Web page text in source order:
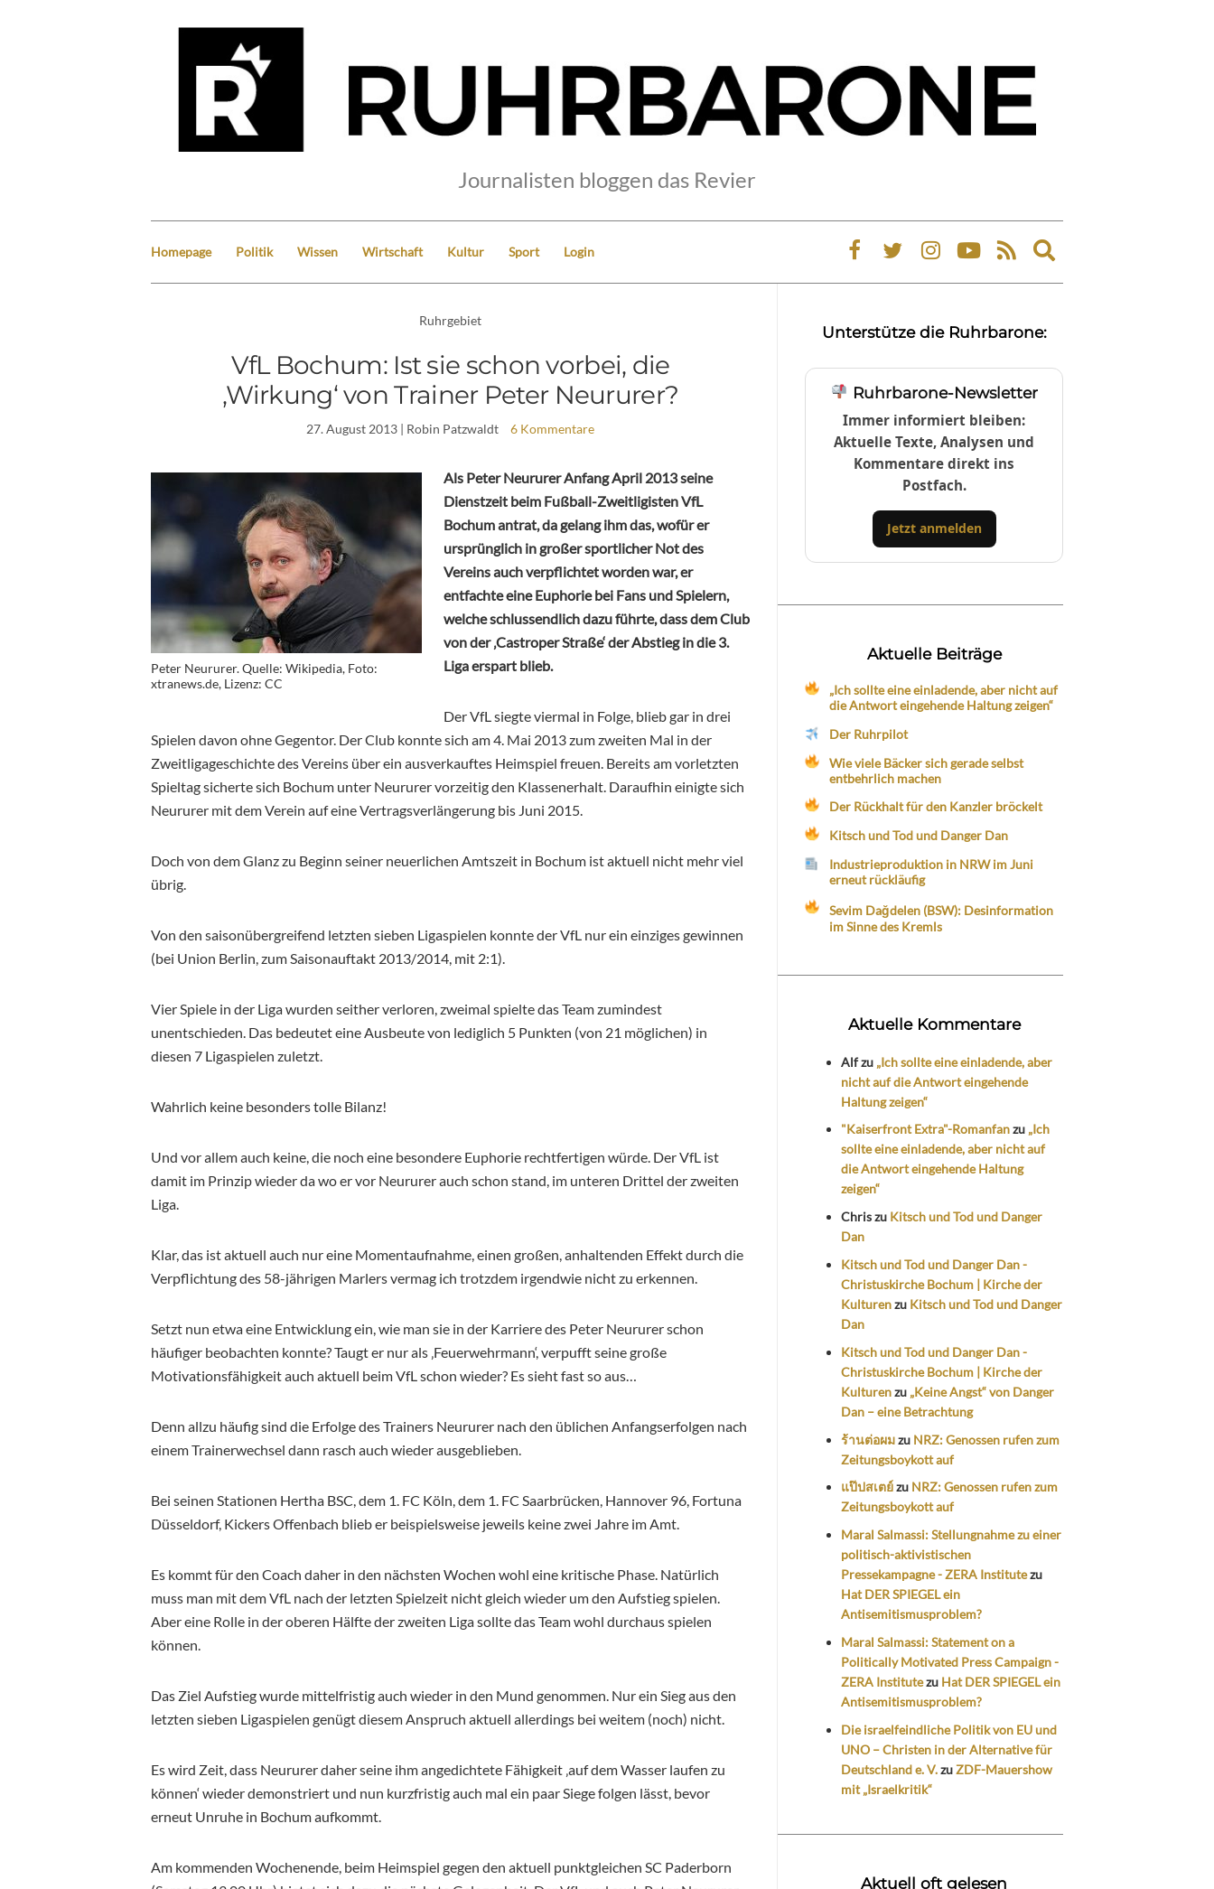
Journalisten bloggen das Revier
Homepage Politik Wissen Wirtschaft Kultur Sport Login
Expand
search
Ruhrgebiet
VfL Bochum: Ist sie schon vorbei, die
‚Wirkung‘ von Trainer Peter Neururer?
27. August 2013 | Robin Patzwaldt 6 Kommentare
Peter Neururer. Quelle: Wikipedia, Foto:
xtranews.de, Lizenz: CC
Als Peter Neururer Anfang April 2013 seine
Dienstzeit beim Fußball-Zweitligisten VfL
Bochum antrat, da gelang ihm das, wofür er
ursprünglich in großer sportlicher Not des
Vereins auch verpflichtet worden war, er
entfachte eine Euphorie bei Fans und Spielern,
welche schlussendlich dazu führte, dass dem Club
von der ‚Castroper Straße‘ der Abstieg in die 3.
Liga erspart blieb.
Der VfL siegte viermal in Folge, blieb gar in drei
Spielen davon ohne Gegentor. Der Club konnte sich am 4. Mai 2013 zum zweiten Mal in der
Zweitligageschichte des Vereins über ein ausverkauftes Heimspiel freuen. Bereits am vorletzten
Spieltag sicherte sich Bochum unter Neururer vorzeitig den Klassenerhalt. Daraufhin einigte sich
Neururer mit dem Verein auf eine Vertragsverlängerung bis Juni 2015.
Doch von dem Glanz zu Beginn seiner neuerlichen Amtszeit in Bochum ist aktuell nicht mehr viel
übrig.
Von den saisonübergreifend letzten sieben Ligaspielen konnte der VfL nur ein einziges gewinnen
(bei Union Berlin, zum Saisonauftakt 2013/2014, mit 2:1).
Vier Spiele in der Liga wurden seither verloren, zweimal spielte das Team zumindest
unentschieden. Das bedeutet eine Ausbeute von lediglich 5 Punkten (von 21 möglichen) in
diesen 7 Ligaspielen zuletzt.
Wahrlich keine besonders tolle Bilanz!
Und vor allem auch keine, die noch eine besondere Euphorie rechtfertigen würde. Der VfL ist
damit im Prinzip wieder da wo er vor Neururer auch schon stand, im unteren Drittel der zweiten
Liga.
Klar, das ist aktuell auch nur eine Momentaufnahme, einen großen, anhaltenden Effekt durch die
Verpflichtung des 58-jährigen Marlers vermag ich trotzdem irgendwie nicht zu erkennen.
Setzt nun etwa eine Entwicklung ein, wie man sie in der Karriere des Peter Neururer schon
häufiger beobachten konnte? Taugt er nur als ‚Feuerwehrmann‘, verpufft seine große
Motivationsfähigkeit auch aktuell beim VfL schon wieder? Es sieht fast so aus…
Denn allzu häufig sind die Erfolge des Trainers Neururer nach den üblichen Anfangserfolgen nach
einem Trainerwechsel dann rasch auch wieder ausgeblieben.
Bei seinen Stationen Hertha BSC, dem 1. FC Köln, dem 1. FC Saarbrücken, Hannover 96, Fortuna
Düsseldorf, Kickers Offenbach blieb er beispielsweise jeweils keine zwei Jahre im Amt.
Es kommt für den Coach daher in den nächsten Wochen wohl eine kritische Phase. Natürlich
muss man mit dem VfL nach der letzten Spielzeit nicht gleich wieder um den Aufstieg spielen.
Aber eine Rolle in der oberen Hälfte der zweiten Liga sollte das Team wohl durchaus spielen
können.
Das Ziel Aufstieg wurde mittelfristig auch wieder in den Mund genommen. Nur ein Sieg aus den
letzten sieben Ligaspielen genügt diesem Anspruch aktuell allerdings bei weitem (noch) nicht.
Es wird Zeit, dass Neururer daher seine ihm angedichtete Fähigkeit ‚auf dem Wasser laufen zu
können‘ wieder demonstriert und nun kurzfristig auch mal ein paar Siege folgen lässt, bevor
erneut Unruhe in Bochum aufkommt.
Am kommenden Wochenende, beim Heimspiel gegen den aktuell punktgleichen SC Paderborn
Unterstütze die Ruhrbarone:
Ruhrbarone-Newsletter
Immer informiert bleiben:
Aktuelle Texte, Analysen und
Kommentare direkt ins
Postfach.
Jetzt anmelden
Aktuelle Beiträge
„Ich sollte eine einladende, aber nicht auf
die Antwort eingehende Haltung zeigen“
Der Ruhrpilot
Wie viele Bäcker sich gerade selbst
entbehrlich machen
Der Rückhalt für den Kanzler bröckelt
Kitsch und Tod und Danger Dan
Industrieproduktion in NRW im Juni
erneut rückläufig
Sevim Dağdelen (BSW): Desinformation
im Sinne des Kremls
Aktuelle Kommentare
Alfzu „Ich sollte eine einladende, aber
nicht auf die Antwort eingehende
Haltung zeigen“
"Kaiserfront Extra"-Romanfanzu „Ich
sollte eine einladende, aber nicht auf
die Antwort eingehende Haltung
zeigen“
Chriszu Kitsch und Tod und Danger
Dan
Kitsch und Tod und Danger Dan -
Christuskirche Bochum | Kirche der
Kulturenzu Kitsch und Tod und Danger
Dan
Kitsch und Tod und Danger Dan -
Christuskirche Bochum | Kirche der
Kulturenzu „Keine Angst“ von Danger
Dan – eine Betrachtung
ร้านต่อผมzu NRZ: Genossen rufen zum
Zeitungsboykott auf
แป๊ปสเตย์zu NRZ: Genossen rufen zum
Zeitungsboykott auf
Maral Salmassi: Stellungnahme zu einer
politisch-aktivistischen
Pressekampagne - ZERA Institutezu
Hat DER SPIEGEL ein
Antisemitismusproblem?
Maral Salmassi: Statement on a
Politically Motivated Press Campaign -
ZERA Institutezu Hat DER SPIEGEL ein
Antisemitismusproblem?
Die israelfeindliche Politik von EU und
UNO – Christen in der Alternative für
Deutschland e. V.zuZDF-Mauershow
mit „Israelkritik“
Aktuell oft gelesen